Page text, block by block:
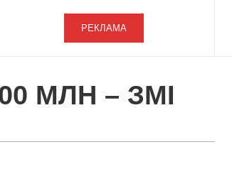
РЕКЛАМА
МЛН – ЗМІ